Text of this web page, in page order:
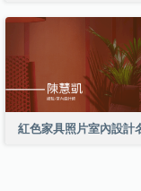
紅色家具照片室內設計